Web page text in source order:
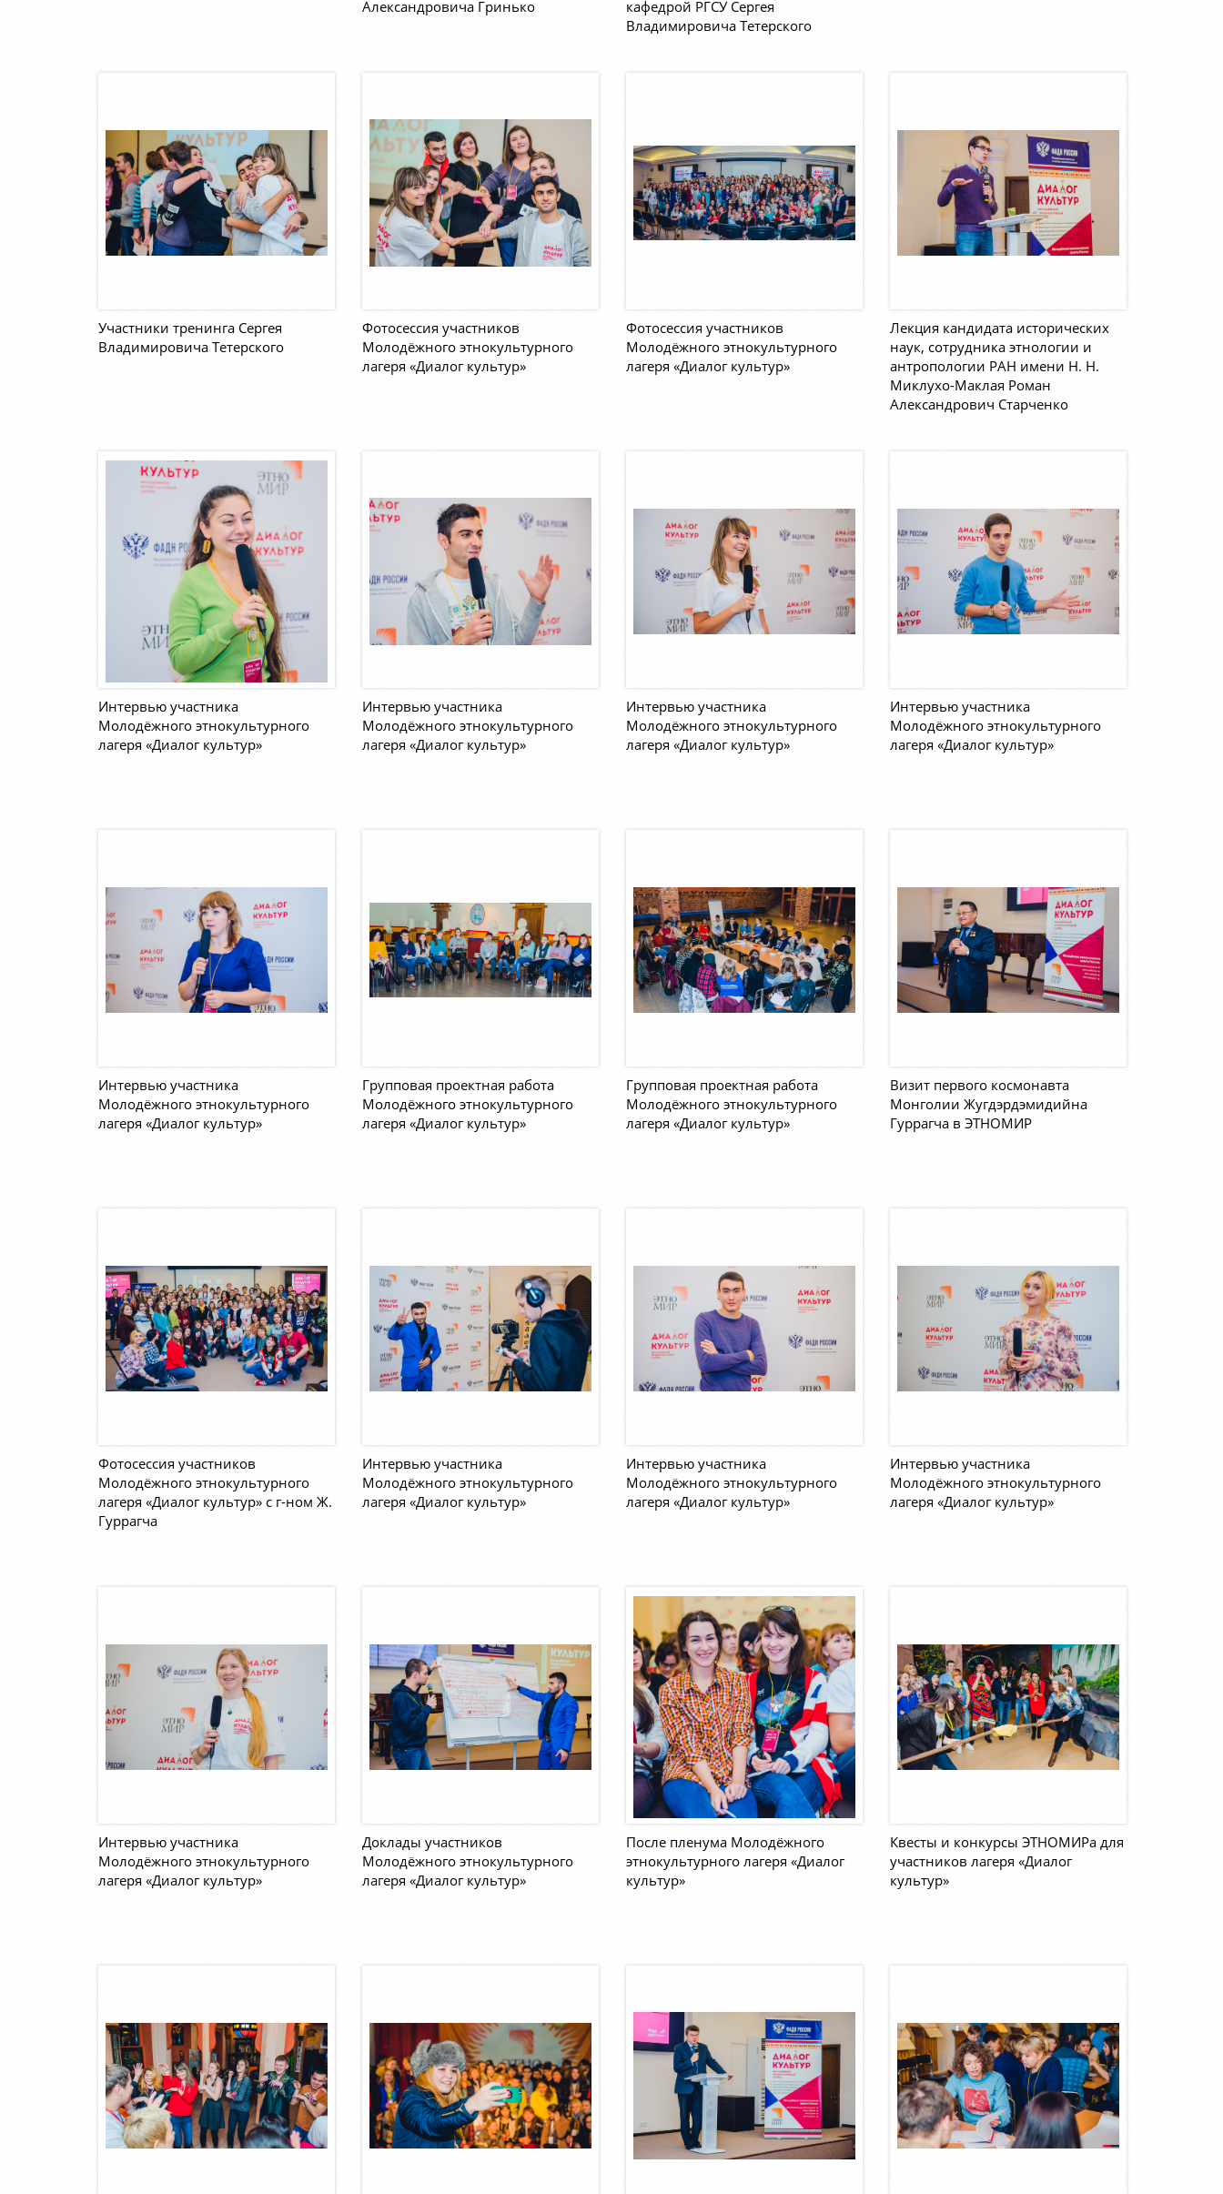
Александровича Гринько
кафедрой РГСУ Сергея
Владимировича Тетерского
Участники тренинга Сергея
Владимировича Тетерского
Фотосессия участников
Молодёжного этнокультурного
лагеря «Диалог культур»
Фотосессия участников
Молодёжного этнокультурного
лагеря «Диалог культур»
Лекция кандидата исторических
наук, сотрудника этнологии и
антропологии РАН имени Н. Н.
Миклухо-Маклая Роман
Александрович Старченко
Интервью участника
Молодёжного этнокультурного
лагеря «Диалог культур»
Интервью участника
Молодёжного этнокультурного
лагеря «Диалог культур»
Интервью участника
Молодёжного этнокультурного
лагеря «Диалог культур»
Интервью участника
Молодёжного этнокультурного
лагеря «Диалог культур»
Интервью участника
Молодёжного этнокультурного
лагеря «Диалог культур»
Групповая проектная работа
Молодёжного этнокультурного
лагеря «Диалог культур»
Групповая проектная работа
Молодёжного этнокультурного
лагеря «Диалог культур»
Визит первого космонавта
Монголии Жугдэрдэмидийна
Гуррагча в ЭТНОМИР
Фотосессия участников
Молодёжного этнокультурного
лагеря «Диалог культур» с г-ном Ж.
Гуррагча
Интервью участника
Молодёжного этнокультурного
лагеря «Диалог культур»
Интервью участника
Молодёжного этнокультурного
лагеря «Диалог культур»
Интервью участника
Молодёжного этнокультурного
лагеря «Диалог культур»
Интервью участника
Молодёжного этнокультурного
лагеря «Диалог культур»
Доклады участников
Молодёжного этнокультурного
лагеря «Диалог культур»
После пленума Молодёжного
этнокультурного лагеря «Диалог
культур»
Квесты и конкурсы ЭТНОМИРа для
участников лагеря «Диалог
культур»